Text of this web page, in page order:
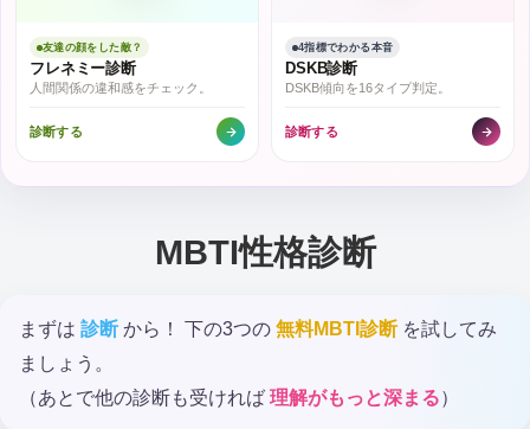
友達の顔をした敵？
フレネミー診断
人間関係の違和感をチェック。
診断する
4指標でわかる本音
DSKB診断
DSKB傾向を16タイプ判定。
診断する
MBTI性格診断
まずは 診断 から！ 下の3つの 無料MBTI診断を試してみ
ましょう。
（あとで他の診断も受ければ 理解がもっと深まる）